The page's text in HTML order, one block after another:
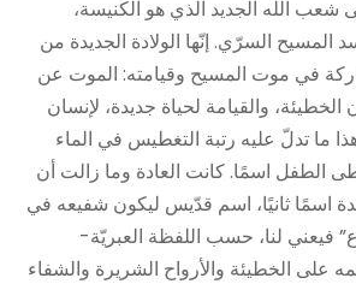
شعب الله الجديد الذي هو الكنيسة،
السرّي. إنّها الولادة الجديدة من
في موت المسيح وقيامته: الموت عن
الخطيئة، والقيامة لحياة جديدة، لإنسان
ما تدلّ عليه رتبة التغطيس في الماء
الطفل اسمًا. كانت العادة وما زالت أن
اسمًا ثانيًا، اسم قدّيس ليكون شفيعه في
فيعني لنا، حسب اللفظة العبريّة-
على الخطيئة والأرواح الشريرة والشفاء